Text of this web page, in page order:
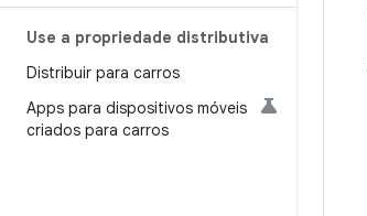
Use a propriedade distributiva
Distribuir para carros
Apps para dispositivos móveis
criados para carros